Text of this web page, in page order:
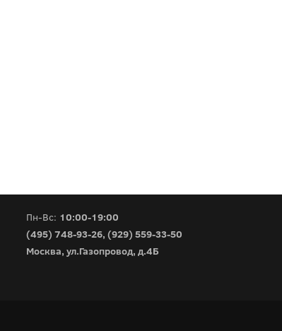
Пн-Вс: 10:00-19:00
(495) 748-93-26, (929) 559-33-50
Москва, ул.Газопровод, д.4Б